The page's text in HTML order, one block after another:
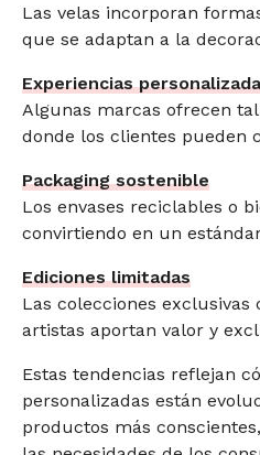
Las velas incorporan
que se adaptan a la
Experiencias
Algunas marcas ofrecen
donde los clientes pueden
Packaging sostenible
Los envases reciclables o
convirtiendo en un
Ediciones limitadas
Las colecciones exclusivas
artistas aportan valor y
Estas tendencias reflejan
personalizadas están
productos más